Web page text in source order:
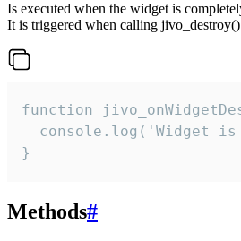
Is executed when the widget is
It is triggered when calling
function
console.log('Widget is
}
Methods#